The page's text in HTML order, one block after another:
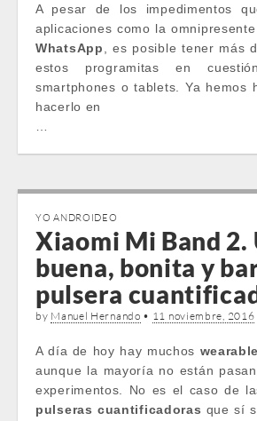
A pesar de los impedimentos
aplicaciones como la
WhatsApp
, es posible tener más
estos programitas en
smartphones o tablets. Ya hemos
hacerlo en
YO ANDROIDEO
Xiaomi Mi Band 2.
buena, bonita y
pulsera
by Manuel Hernando • 11 noviembre, 2016
A día de hoy hay muchos
aunque la mayoría no están
experimentos. No es el caso de
pulseras cuantificadoras que sí